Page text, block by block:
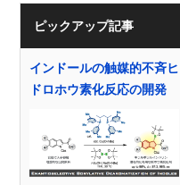
ピックアップ記事
インドールの触媒的不斉ヒ
ドロホウ素化反応の開発